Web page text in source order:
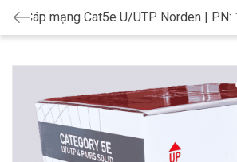
Cáp mạng Cat5e U/UTP Norden |